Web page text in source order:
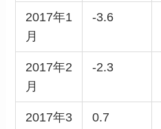
2017年1
月
-3.6
2017年2
月
-2.3
2017年3
0.7